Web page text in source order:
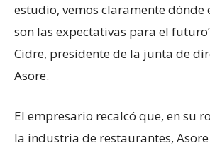
estudio, vemos claramente dónde
son las expectativas para el
Cidre, presidente de la junta de
Asore.
El empresario recalcó que, en su
la industria de restaurantes,